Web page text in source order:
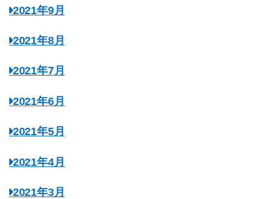
2021年9月
2021年8月
2021年7月
2021年6月
2021年5月
2021年4月
2021年3月